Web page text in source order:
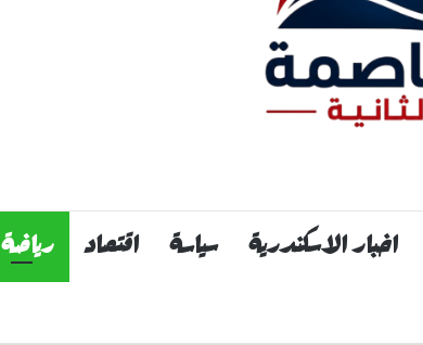
اخبار الاسكندرية سياسة اقتصاد رياضة